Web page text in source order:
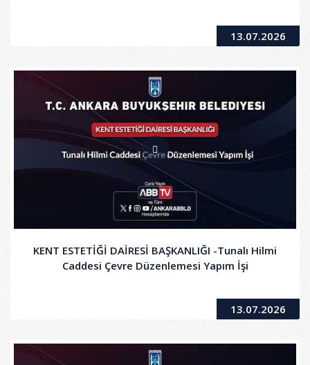
13.07.2026
KENT ESTETİĞİ DAİRESİ BAŞKANLIĞI -Tunalı Hilmi
Caddesi Çevre Düzenlemesi Yapım İşi
13.07.2026